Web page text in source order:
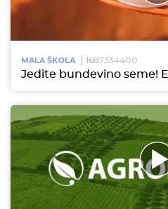
MALA ŠKOLA 1687334400
Jedite bundevino seme!